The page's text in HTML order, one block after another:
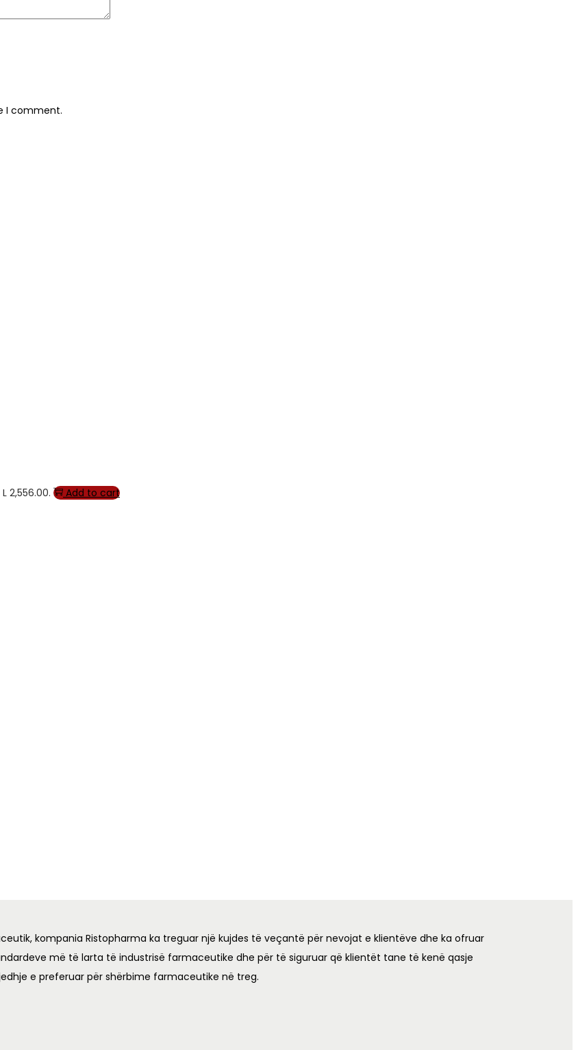
I comment.
2,556.00.
Add to cart
kompania Ristopharma ka treguar një kujdes të veçantë për nevojat e klientëve dhe ka ofruar
më të larta të industrisë farmaceutike dhe për të siguruar që klientët tane të kenë qasje
e preferuar për shërbime farmaceutike në treg.